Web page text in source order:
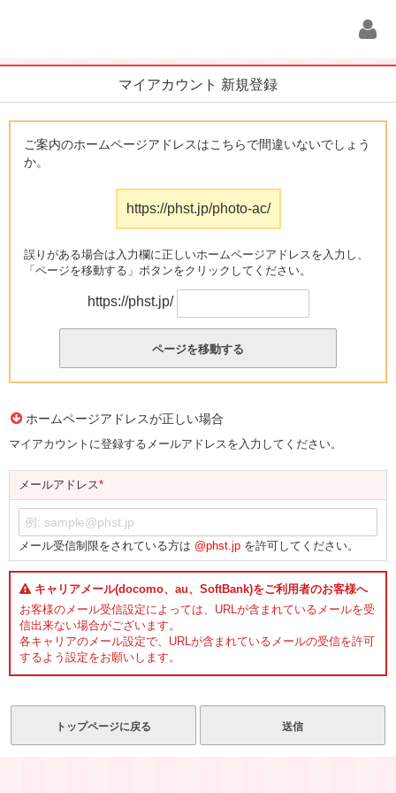
マイアカウント 新規登録
ご案内のホームページアドレスはこちらで間違いないでしょう
か。
https://phst.jp/photo-ac/
誤りがある場合は入力欄に正しいホームページアドレスを入力し、
「ページを移動する」ボタンをクリックしてください。
https://phst.jp/
ホームページアドレスが正しい場合
マイアカウントに登録するメールアドレスを入力してください。
メールアドレス*
メール受信制限をされている方は @phst.jp を許可してください。
キャリアメール(docomo、au、SoftBank)をご利用者のお客様へ
お客様のメール受信設定によっては、URLが含まれているメールを受
信出来ない場合がございます。
各キャリアのメール設定で、URLが含まれているメールの受信を許可
するよう設定をお願いします。